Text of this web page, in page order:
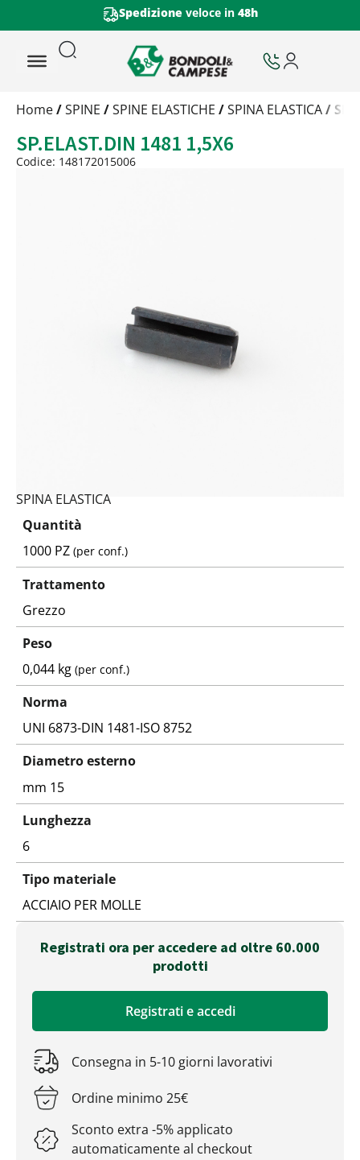
Spedizione veloce in 48h
Trattamento
Peso
Quantità
Home/SPINE /SPINE ELASTICHE /SPINA ELASTICA/
SP.ELAST.DIN 1481 1,5X6
Codice: 148172015006
SPINA ELASTICA
Quantità
1000 PZ(per conf.)
Trattamento
Grezzo
Peso
0,044 kg(per conf.)
Norma
UNI 6873-DIN 1481-ISO 8752
Diametro esterno
mm 15
Lunghezza
6
Tipo materiale
ACCIAIO PER MOLLE
Registrati ora per accedere ad oltre 60.000
prodotti
Registrati e accedi
Consegna in 5-10 giorni lavorativi
Ordine minimo 25€
Sconto extra -5% applicato
automaticamente al checkout